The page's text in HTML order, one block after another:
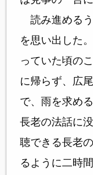
読み進める
を思い出した
っていた頃の
に帰らず、広
で、雨を求め
長老の法話に
聴できる長老
るように二時